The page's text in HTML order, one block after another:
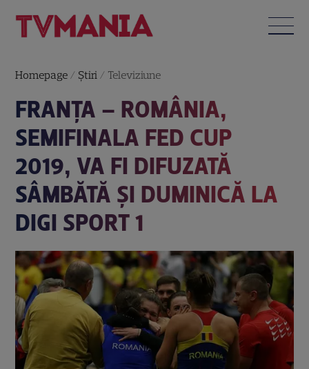
Homepage / Știri / Televiziune
FRANŢA – ROMÂNIA,
SEMIFINALA FED CUP
2019, VA FI DIFUZATĂ
SÂMBĂTĂ ȘI DUMINICĂ LA
DIGI SPORT 1